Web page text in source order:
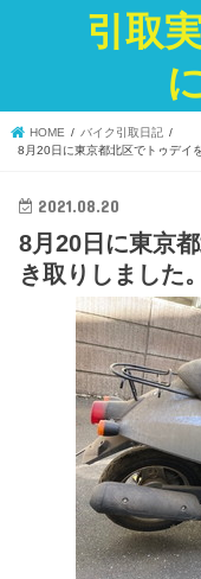
引取
HOME
バイク引取日記
8月20日に東京都北区でトゥデイ
2021.08.20
8月20日に東京
き取りしました。